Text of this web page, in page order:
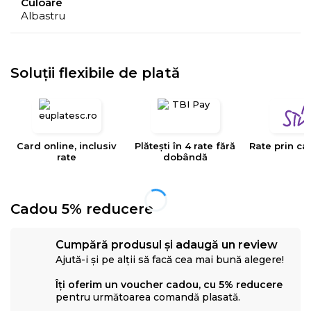
- Culorile prezentate pot avea unele variatii in
tesaturilor decorative, tapiteriilor si huselor pentru
sunt valorile care determina stilul si traiectoria Eysa inca
Albastru
Soluții flexibile de plată
Card online, inclusiv
rate
Plătești în 4 rate fără
dobândă
Rate prin
Cadou 5% reducere
Cumpără produsul și adaugă un review
Ajută-i și pe alții să facă cea mai bună alegere!
Îți oferim un voucher cadou, cu 5% reducere
pentru următoarea comandă plasată.